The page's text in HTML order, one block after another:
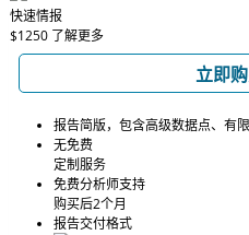
快速情报
$1250 了解更多
立即
报告简版，包含高级数据点、有
无免费
定制服务
免费分析师支持
购买后2个月
报告交付格式